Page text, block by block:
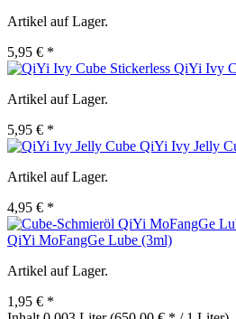
Artikel auf Lager.
5,95 € *
QiYi Ivy
Artikel auf Lager.
5,95 € *
QiYi Ivy Jelly
Artikel auf Lager.
4,95 € *
QiYi MoFangGe Lube (3ml)
Artikel auf Lager.
1,95 € *